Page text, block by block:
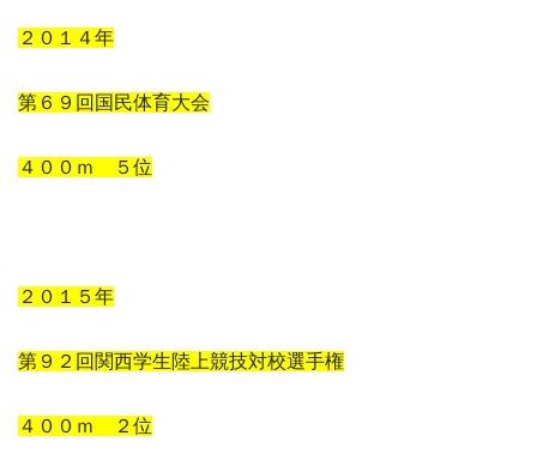
２０１４年
第６９回国民体育大会
４００ｍ ５位
２０１５年
第９２回関西学生陸上競技対校選手権
４００ｍ ２位